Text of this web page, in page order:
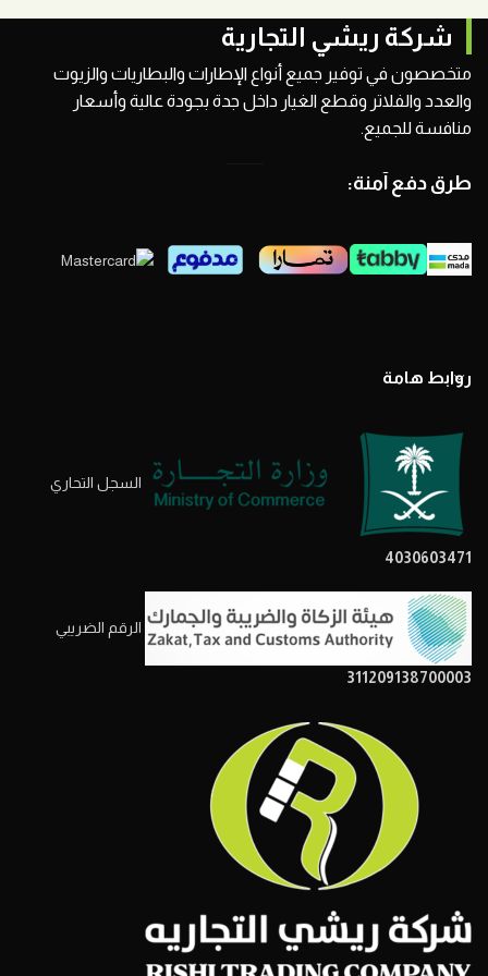
شركة ريشي التجارية
متخصصون في توفير جميع أنواع الإطارات والبطاريات والزيوت
والعدد والفلاتر وقطع الغيار داخل جدة بجودة عالية وأسعار
منافسة للجميع.
طرق دفع آمنة:
روابط هامة
السجل التحاري
4030603471
الرقم الضريبي
311209138700003